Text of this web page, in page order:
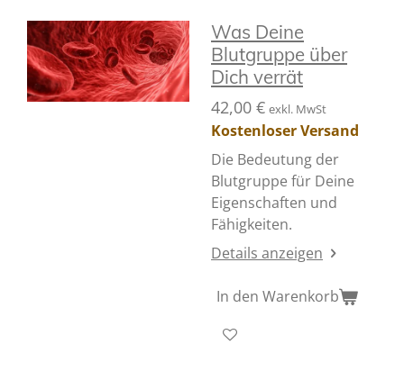
Was Deine
Blutgruppe über
Dich verrät
42,00 € exkl. MwSt
Kostenloser Versand
Die Bedeutung der
Blutgruppe für Deine
Eigenschaften und
Fähigkeiten.
Details anzeigen
In den Warenkorb